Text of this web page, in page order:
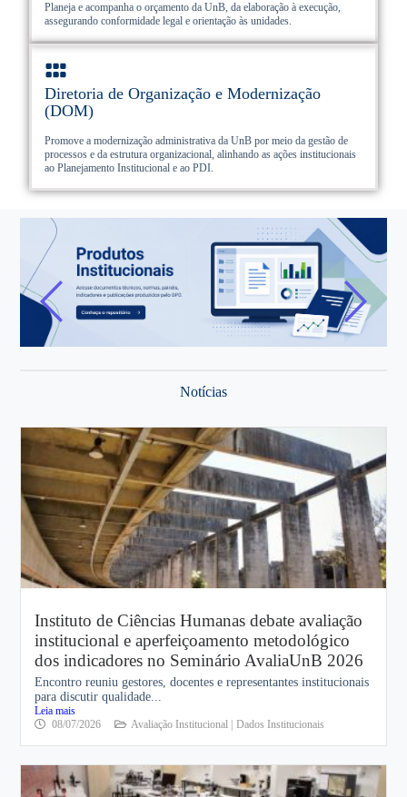
Planeja e acompanha o orçamento da UnB, da elaboração à execução,
assegurando conformidade legal e orientação às unidades.
Diretoria de Organização e Modernização
(DOM)
Promove a modernização administrativa da UnB por meio da gestão de
processos e da estrutura organizacional, alinhando as ações institucionais
ao Planejamento Institucional e ao PDI.
Notícias
Instituto de Ciências Humanas debate avaliação
institucional e aperfeiçoamento metodológico
dos indicadores no Seminário AvaliaUnB 2026
Encontro reuniu gestores, docentes e representantes institucionais
para discutir qualidade...
Leia mais
08/07/2026
Avaliação Institucional | Dados Institucionais